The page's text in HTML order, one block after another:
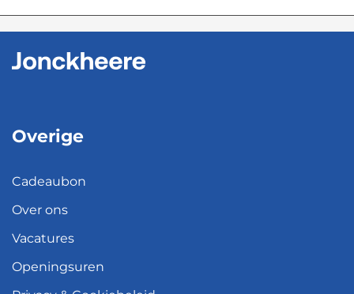
Overige
Cadeaubon
Over ons
Vacatures
Openingsuren